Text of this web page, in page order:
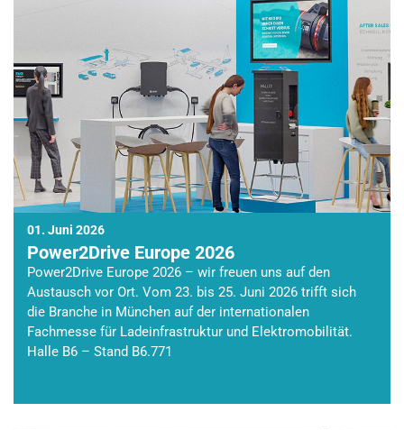
01. Juni 2026
Power2Drive Europe 2026
Power2Drive Europe 2026 – wir freuen uns auf den
Austausch vor Ort. Vom 23. bis 25. Juni 2026 trifft sich
die Branche in München auf der internationalen
Fachmesse für Ladeinfrastruktur und Elektromobilität.
Halle B6 – Stand B6.771